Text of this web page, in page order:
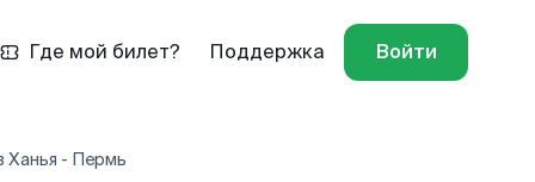
Где мой билет? Поддержка Войти
Ханья - Пермь